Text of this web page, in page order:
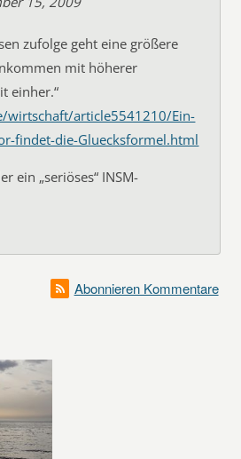
zufolge geht eine größere
mit höherer
einher.“
wirtschaft/article5541210/Ein-
findet-die-Gluecksformel.html
ein „seriöses“ INSM-
Abonnieren Kommentare